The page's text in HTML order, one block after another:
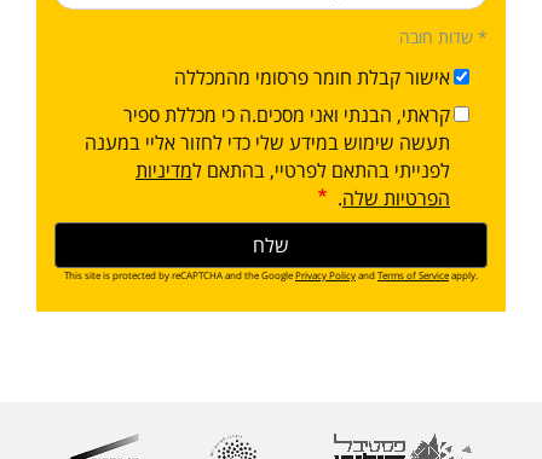
* שדות חובה
אישור קבלת חומר פרסומי מהמכללה
קראתי, הבנתי ואני מסכים.ה כי מכללת ספיר
תעשה שימוש במידע שלי כדי לחזור אליי במענה
לפנייתי בהתאם לפרטיי, בהתאם למדיניות
הפרטיות שלה.
This site is protected by reCAPTCHA and the GooglePrivacy PolicyandTerms of Serviceapply.